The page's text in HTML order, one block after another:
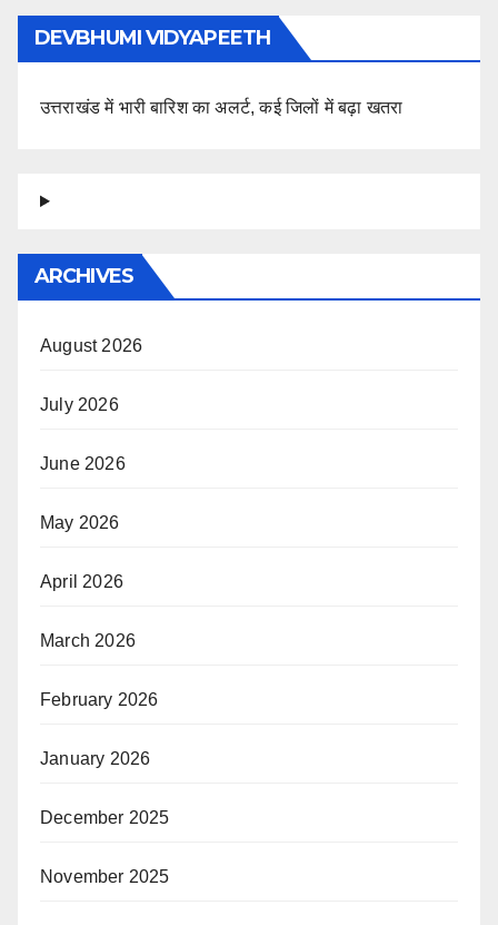
DEVBHUMI VIDYAPEETH
उत्तराखंड में भारी बारिश का अलर्ट, कई जिलों में बढ़ा खतरा
ARCHIVES
August 2026
July 2026
June 2026
May 2026
April 2026
March 2026
February 2026
January 2026
December 2025
November 2025